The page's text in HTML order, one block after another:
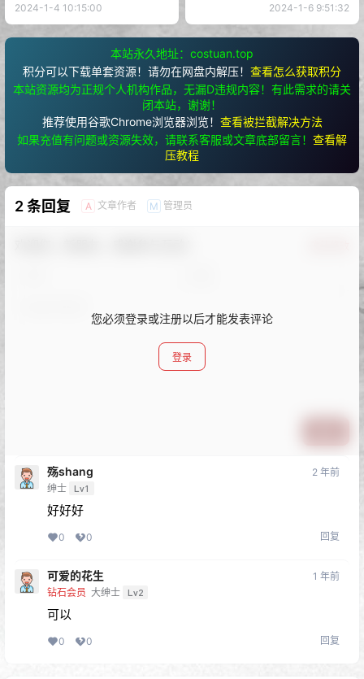
2024-1-4 10:15:00 2024-1-6 9:51:32
本站永久地址：costuan.top
积分可以下载单套资源！请勿在网盘内解压！ 查看怎么获取积分
本站资源均为正规个人机构作品，无漏D违规内容！有此需求的请关
闭本站，谢谢！
推荐使用谷歌Chrome浏览器浏览！ 查看被拦截解决方法
如果充值有问题或资源失效，请联系客服或文章底部留言！ 查看解
压教程
2 条回复 A 文章作者 M 管理员
您必须登录或注册以后才能发表评论
登录
殇shang
绅士 Lv1
2 年前
好好好
0 0 回复
可爱的花生
钻石会员 大绅士 Lv2
1 年前
可以
0 0 回复